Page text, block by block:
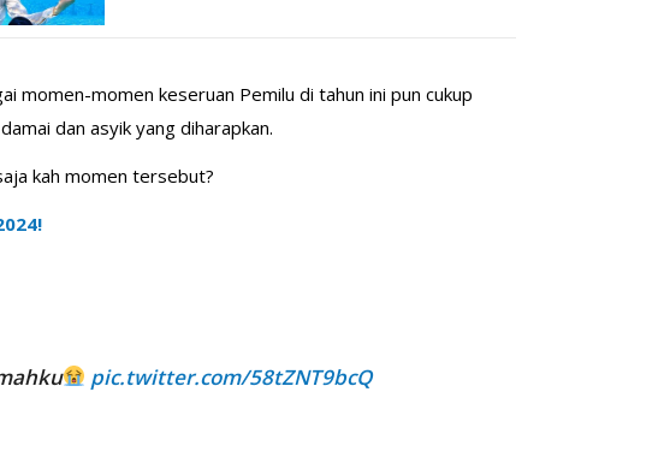
momen-momen keseruan Pemilu di tahun ini pun cukup
dan asyik yang diharapkan.
kah momen tersebut?
pic.twitter.com/58tZNT9bcQ